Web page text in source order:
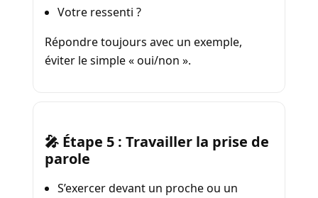
Votre ressenti ?
Répondre toujours avec un exemple,
éviter le simple « oui/non ».
🎤 Étape 5 : Travailler la prise de
parole
S’exercer devant un proche ou un